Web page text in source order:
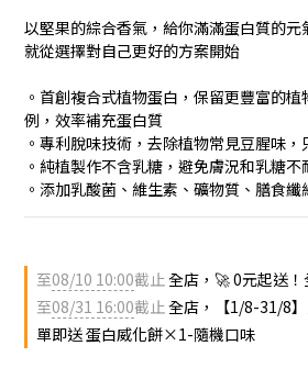
以堅果的綜合香氣，給你滿滿蛋白質的元
就從選擇對自己更好的方案開始
。首創複合式植物蛋白，保留更豐富的
例，效率補充蛋白質
。專利脫味技術，去除植物常見豆腥味
。純植製作不含乳糖，避免膚況和乳糖
。添加乳酸菌、維生素、礦物質、膳食
至08/10 10:00截止全店，🚀 0元起送
至08/31 16:00截止全店，【1/8-31/8
單即送 蛋白威化餅×1-隨機口味